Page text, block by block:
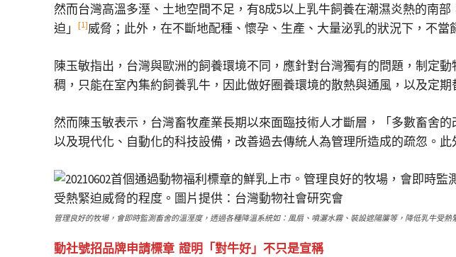
然而台灣高溫多溼、土地空間不足，有8成5以上乳牛飼養在潮濕炎熱的南
迫」
[1]威脅；此外，在不斷地配種、懷孕、生產、大量泌乳的狀況下，不
陳玉敏指出，台灣與歐洲的飼養環境不同，應針對台灣獨有的問題，制定
稠，只能在室內集約飼養乳牛，因此做好圈養環境的散熱與通風，以及定
然而陳玉敏表示，台灣畜牧產業長期以來面臨技術人才斷層，「多數畜舍
以及現代化、自動化的科技設備，改善過去傳統人為管理所造成的疏忽。
管理良好的牧場，會即時監測畜舍的溫溼度，透過各種降溫系統如：風扇、噴灑水霧、裝設遮陽簾等，降低乳牛受
動社號招品牌申請標章 證明「對牛好」不只是宣稱